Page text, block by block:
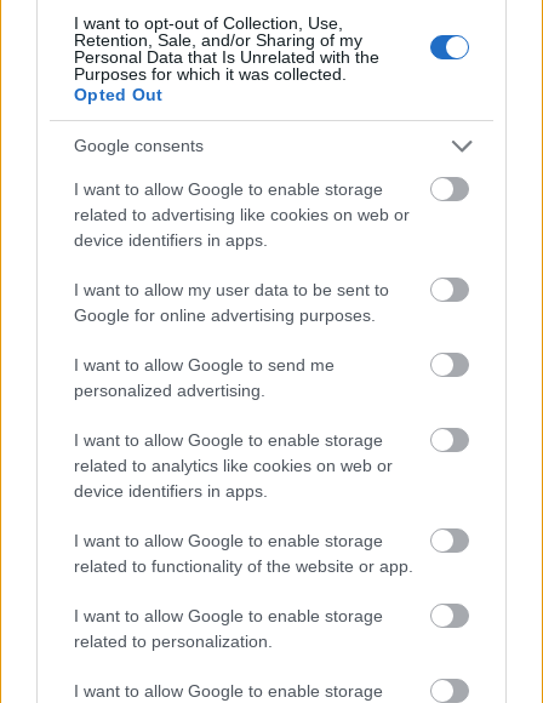
I want to opt-out of Collection, Use,
Retention, Sale, and/or Sharing of my
Personal Data that Is Unrelated with the
Purposes for which it was collected.
Opted Out
Google consents
I want to allow Google to enable storage
related to advertising like cookies on web or
device identifiers in apps.
I want to allow my user data to be sent to
Google for online advertising purposes.
I want to allow Google to send me
personalized advertising.
I want to allow Google to enable storage
related to analytics like cookies on web or
device identifiers in apps.
I want to allow Google to enable storage
related to functionality of the website or app.
I want to allow Google to enable storage
related to personalization.
I want to allow Google to enable storage
Arról szól. Csak te mást értesz bele. Meg a
HOZZÁSZÓLÁSOK egy része tényleg politizál.
Cpt. Flint
A 200 év arra vonatkozott, hogy az előtt az Árpád-
ház terminus sem létezett, tehát (következtetés) az
(a szerző által) bizonyítható előfordulása az Árpád-
sáv (árpádsáv) szónak még ennyire régről sincs, ÚGY
TŰNIK, hogy csak a nyilasokhoz köthetően, a
nyilasok ÓTA létezik ez a szó.
Ennek az elméletnek a megdöntésére szívesen látja a
szerző a konkrét példákat.
Érthető?
Cpt. Flint
18 éve
"[...]Árpád-sáv sem létezhetett ennél korábban."
Mielőtt megint belekötne valaki, és újrakezdenénk az